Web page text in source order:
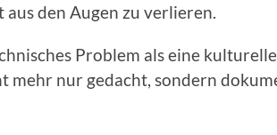
den Augen zu verlieren.
Problem als eine kulturelle
mehr nur gedacht, sondern